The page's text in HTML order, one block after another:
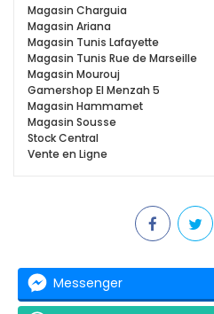
Magasin Charguia
Magasin Ariana
Magasin Tunis Lafayette
Magasin Tunis Rue de Marseille
Magasin Mourouj
Gamershop El Menzah 5
Magasin Hammamet
Magasin Sousse
Stock Central
Vente en Ligne
Messenger